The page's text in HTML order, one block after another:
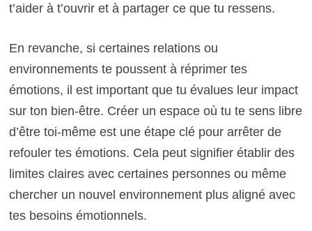
t’aider à t’ouvrir et à partager ce que tu ressens.
En revanche, si certaines relations ou
environnements te poussent à réprimer tes
émotions, il est important que tu évalues leur impact
sur ton bien-être. Créer un espace où tu te sens libre
d’être toi-même est une étape clé pour arrêter de
refouler tes émotions. Cela peut signifier établir des
limites claires avec certaines personnes ou même
chercher un nouvel environnement plus aligné avec
tes besoins émotionnels.